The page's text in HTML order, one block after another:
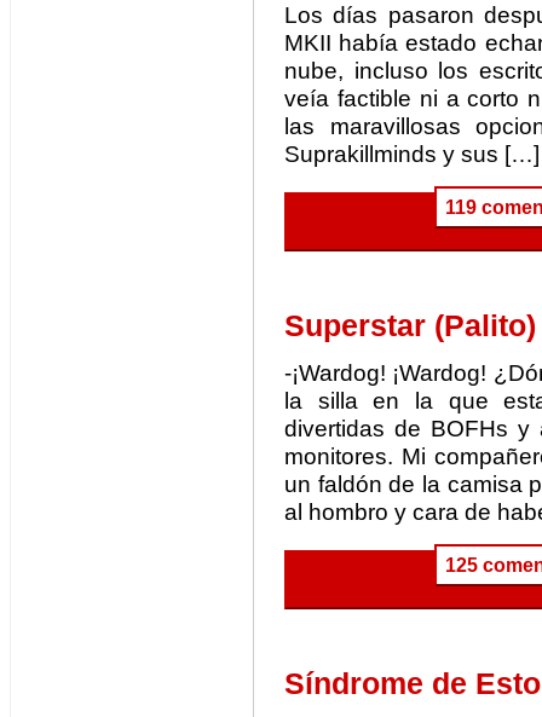
Los días pasaron
MKII había estado
nube, incluso los
veía factible ni a corto
las maravillosas
Suprakillminds y sus […]
119
Superstar (Palito)
-¡Wardog! ¡Wardog!
la silla en la que
divertidas de BOFHs
monitores. Mi
un faldón de la camisa
al hombro y cara de
125
Síndrome de